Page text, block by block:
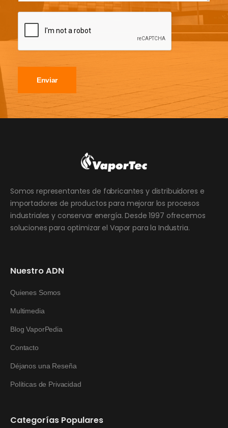
Enviar
Somos representantes de fabricantes y distribuidores e
importadores de productos para mejorar los procesos
industriales y conservar energía. Desde 1997 ofrecemos
soluciones para optimizar el Vapor para la Industria.
Nuestro ADN
Quienes Somos
Multimedia
Blog VaporPedia
Contacto
Déjanos una Reseña
Políticas de Privacidad
Categorías Populares